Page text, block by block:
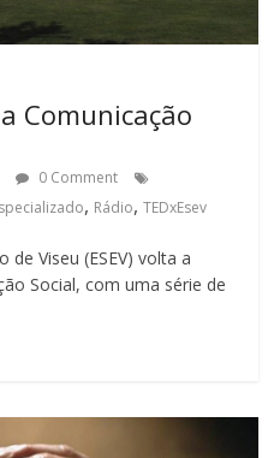
Comunicação
0 Comment
, Rádio,TEDxEsev
de Viseu (ESEV) volta a
Social, com uma série de